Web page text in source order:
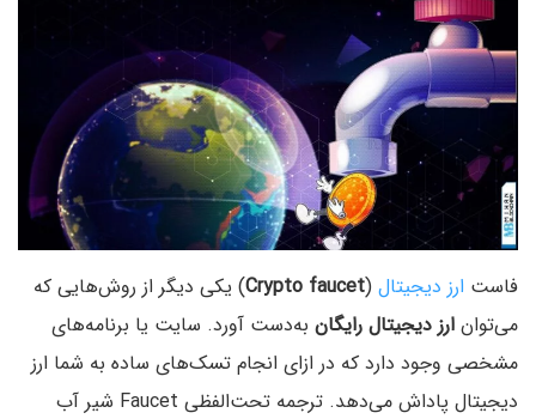
فاست ارز دیجیتال (
Crypto faucet) یکی دیگر از روش‌هایی که
می‌توان ارز دیجیتال رایگان به‌دست آورد. سایت یا برنامه‌های
مشخصی وجود دارد که در ازای انجام تسک‌های ساده به شما ارز
دیجیتال پاداش می‌دهد. ترجمه تحت‌الفظی Faucet شیر‌ آب